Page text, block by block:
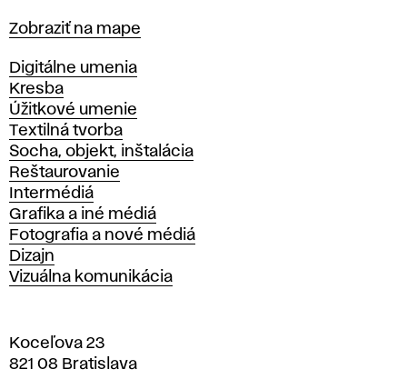
Mapa
Zobraziť na mape
Katedry
Digitálne umenia
Kresba
Úžitkové umenie
Textilná tvorba
Socha, objekt, inštalácia
Reštaurovanie
Intermédiá
Grafika a iné médiá
Fotografia a nové médiá
Dizajn
Vizuálna komunikácia
Koceľova 23
821 08 Bratislava